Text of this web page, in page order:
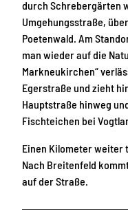
durch Schrebergärten
Umgehungsstraße,
Poetenwald. Am
man wieder auf die
Markneukirchen“
Egerstraße und zieht
Hauptstraße hinweg
Fischteichen bei
Einen Kilometer weiter
Nach Breitenfeld
auf der Straße.